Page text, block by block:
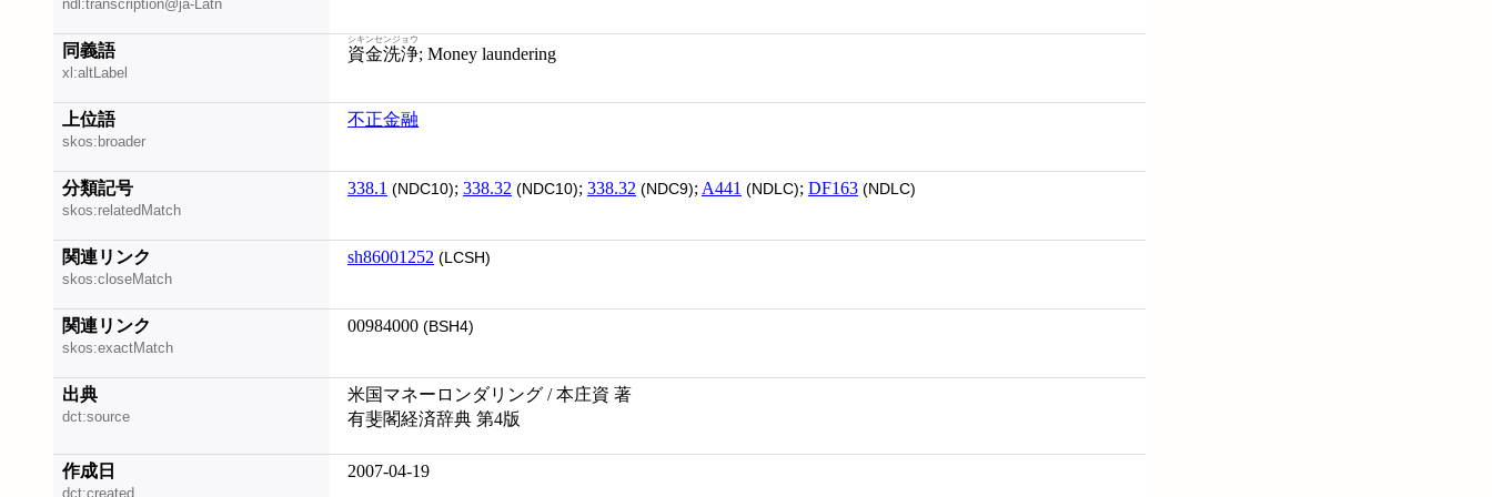
ndl:transcription@ja-Latn
同義語
xl:altLabel
資金洗浄
シキンセンジョウ
; Money laundering
上位語
skos:broader
不正金融
分類記号
skos:relatedMatch
338.1 (NDC10); 338.32 (NDC10); 338.32 (NDC9); A441 (NDLC); DF163 (NDLC)
関連リンク
skos:closeMatch
sh86001252 (LCSH)
関連リンク
skos:exactMatch
00984000 (BSH4)
出典
dct:source
米国マネーロンダリング / 本庄資 著
有斐閣経済辞典 第4版
作成日
dct:created
2007-04-19